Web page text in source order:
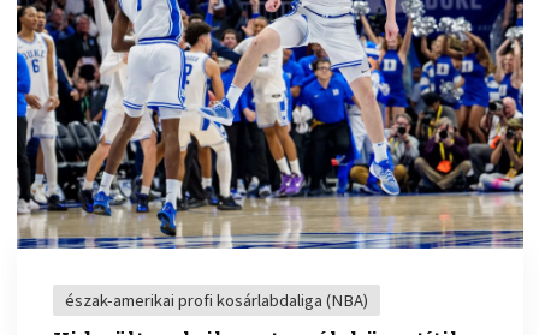
észak-amerikai profi kosárlabdaliga (NBA)